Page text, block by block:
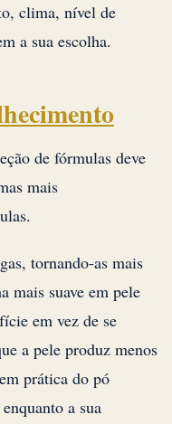
clima, nível de
a sua escolha.
de fórmulas deve
mais
tornando-as mais
mais suave em pele
em vez de se
a pele produz menos
prática do pó
a sua